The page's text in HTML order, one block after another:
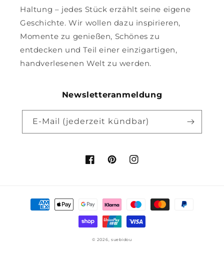
Haltung – jedes Stück erzählt seine eigene
Geschichte. Wir wollen dazu inspirieren,
Momente zu genießen, Schönes zu
entdecken und Teil einer einzigartigen,
handverlesenen Welt zu werden.
Newsletteranmeldung
E-Mail (jederzeit kündbar)
FacebookPinterestInstagram
Zahlungsmethoden
© 2026, suebidou